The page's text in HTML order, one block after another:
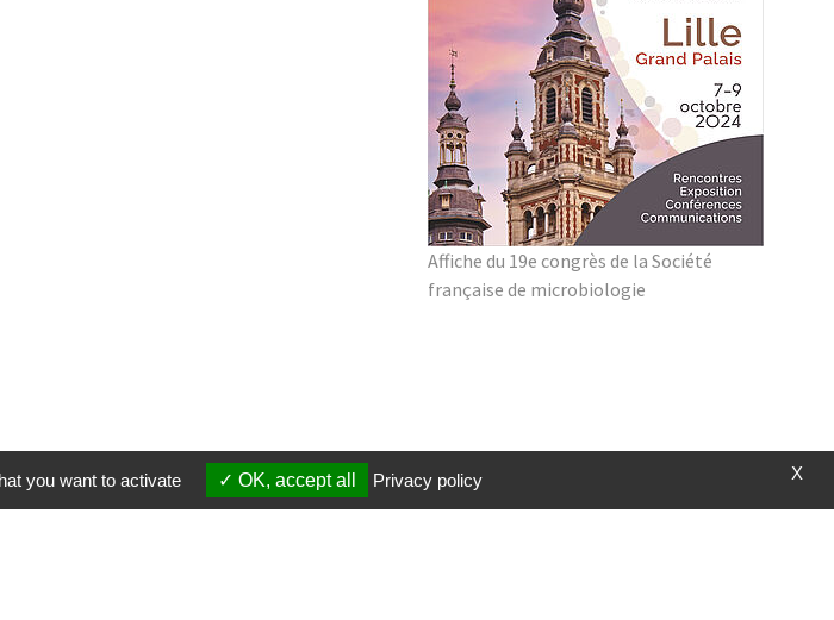
Affiche du 19e congrès de la Société
française de microbiologie
X
you want to activate OK, accept all Privacy policy